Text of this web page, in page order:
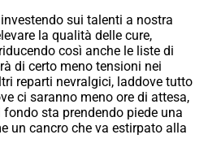
sui talenti a nostra
la qualità delle cure,
così anche le liste di
di certo meno tensioni nei
reparti nevralgici, laddove tutto
ci saranno meno ore di attesa,
sta prendendo piede una
un cancro che va estirpato alla